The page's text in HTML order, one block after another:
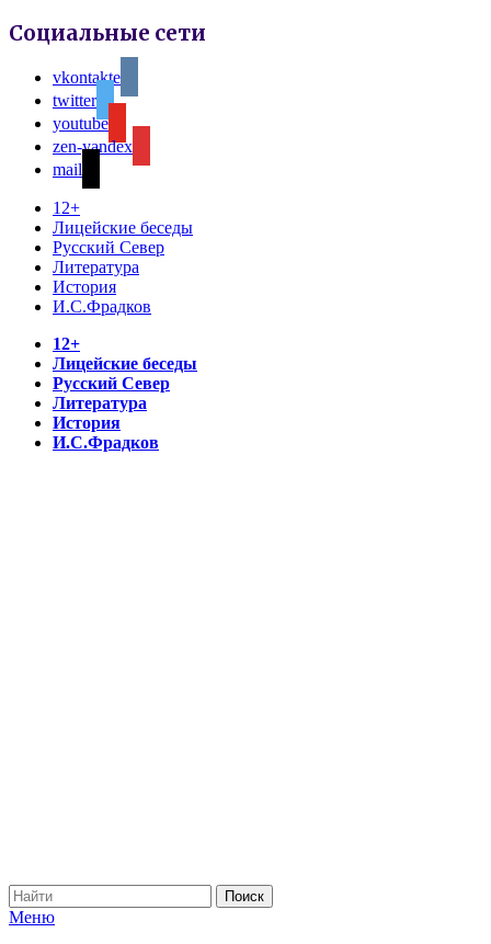
Социальные сети
vkontakte
twitter
youtube
zen-yandex
mail
12+
Лицейские беседы
Русский Север
Литература
История
И.С.Фрадков
12+
Лицейские беседы
Русский Север
Литература
История
И.С.Фрадков
Меню